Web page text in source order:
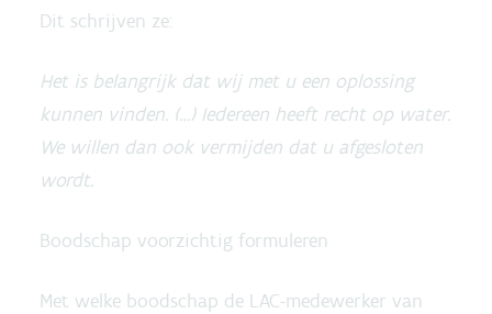
Dit schrijven ze:
Het is belangrijk dat wij met u een oplossing
kunnen vinden. (…) Iedereen heeft recht op water.
We willen dan ook vermijden dat u afgesloten
wordt.
Boodschap voorzichtig formuleren
Met welke boodschap de LAC-medewerker van